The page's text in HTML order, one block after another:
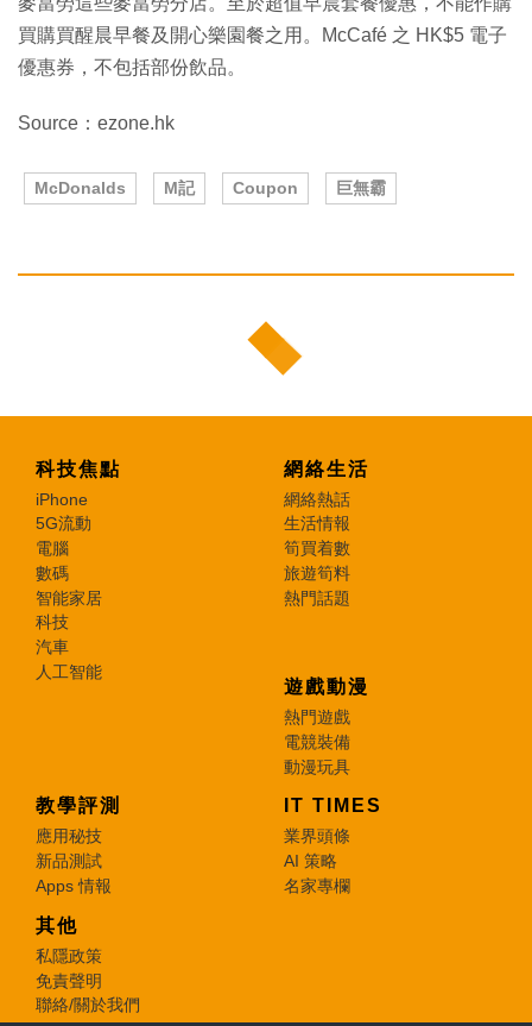
買購買醒晨早餐及開心樂園餐之用。McCafé 之 HK$5 電子
優惠券，不包括部份飲品。
Source：ezone.hk
McDonalds M記 Coupon 巨無霸
科技焦點
iPhone
5G流動
電腦
數碼
智能家居
科技
汽車
人工智能
網絡生活
網絡熱話
生活情報
筍買着數
旅遊筍料
熱門話題
遊戲動漫
熱門遊戲
電競裝備
動漫玩具
教學評測
應用秘技
新品測試
Apps 情報
IT TIMES
業界頭條
AI 策略
名家專欄
其他
私隱政策
免責聲明
聯絡/關於我們